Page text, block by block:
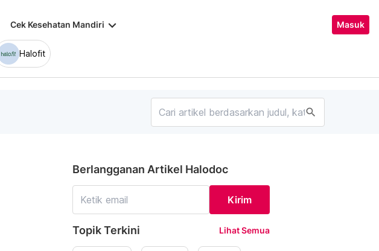
Cek Kesehatan Mandiri keyboard_arrow_down Masuk
Halofit
search
Berlangganan Artikel Halodoc
Kirim
Topik Terkini Lihat Semua